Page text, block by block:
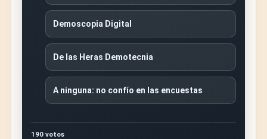
Demoscopia Digital
De las Heras Demotecnia
A ninguna: no confío en las encuestas
190 votos